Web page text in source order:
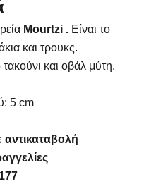
Mourtzi .Είναι το
και τρουκς.
και οβάλ μύτη.
5 cm